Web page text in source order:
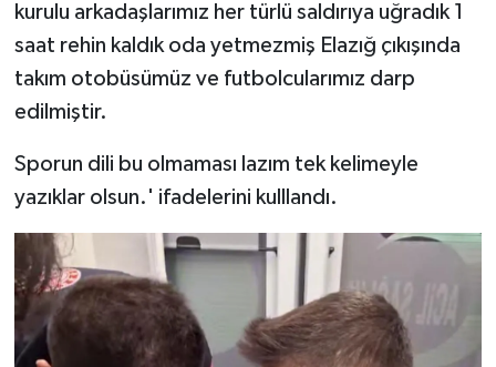
kurulu arkadaşlarımız her türlü saldırıya uğradık 1
saat rehin kaldık oda yetmezmiş Elazığ çıkışında
takım otobüsümüz ve futbolcularımız darp
edilmiştir.
Sporun dili bu olmaması lazım tek kelimeyle
yazıklar olsun.' ifadelerini kulllandı.